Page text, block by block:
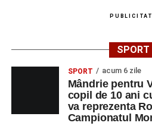
SPORT
SPORT acum 6 zile
Mândrie pentru
copil de 10 ani
va reprezenta
Campionatul